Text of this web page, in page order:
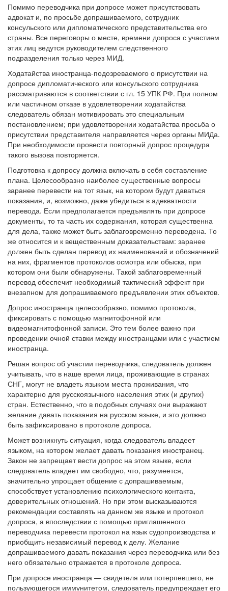
Помимо переводчика при допросе может присутствовать
адвокат и, по просьбе допрашиваемого, сотрудник
консульского или дипломатического представительства его
страны. Все переговоры о месте, времени допроса с участием
этих лиц ведутся руководителем следственного
подразделения только через МИД.
Ходатайства иностранца-подозреваемого о присутствии на
допросе дипломатического или консульского сотрудника
рассматриваются в соответствии с гл. 15 УПК РФ. При полном
или частичном отказе в удовлетворении ходатайства
следователь обязан мотивировать это специальным
постановлением; при удовлетворении ходатайства просьба о
присутствии представителя направляется через органы МИДа.
При необходимости провести повторный допрос процедура
такого вызова повторяется.
Подготовка к допросу должна включать в себя составление
плана. Целесообразно наиболее существенные вопросы
заранее перевести на тот язык, на котором будут даваться
показания, и, возможно, даже убедиться в адекватности
перевода. Если предполагается предъявлять при допросе
документы, то та часть их содержания, которая существенна
для дела, также может быть заблаговременно переведена. То
же относится и к вещественным доказательствам: заранее
должен быть сделан перевод их наименований и обозначений
на них, фрагментов протоколов осмотра или обыска, при
котором они были обнаружены. Такой заблаговременный
перевод обеспечит необходимый тактический эффект при
внезапном для допрашиваемого предъявлении этих объектов.
Допрос иностранца целесообразно, помимо протокола,
фиксировать с помощью магнитофонной или
видеомагнитофонной записи. Это тем более важно при
проведении очной ставки между иностранцами или с участием
иностранца.
Решая вопрос об участии переводчика, следователь должен
учитывать, что в наше время лица, проживающие в странах
СНГ, могут не владеть языком места проживания, что
характерно для русскоязычного населения этих (и других)
стран. Естественно, что в подобных случаях они выражают
желание давать показания на русском языке, и это должно
быть зафиксировано в протоколе допроса.
Может возникнуть ситуация, когда следователь владеет
языком, на котором желает давать показания иностранец.
Закон не запрещает вести допрос на этом языке, если
следователь владеет им свободно, что, разумеется,
значительно упрощает общение с допрашиваемым,
способствует установлению психологического контакта,
доверительных отношений. Но при этом высказываются
рекомендации составлять на данном же языке и протокол
допроса, а впоследствии с помощью приглашенного
переводчика перевести протокол на язык судопроизводства и
приобщить независимый перевод к делу. Желание
допрашиваемого давать показания через переводчика или без
него обязательно отражается в протоколе допроса.
При допросе иностранца — свидетеля или потерпевшего, не
пользующегося иммунитетом, следователь предупреждает его